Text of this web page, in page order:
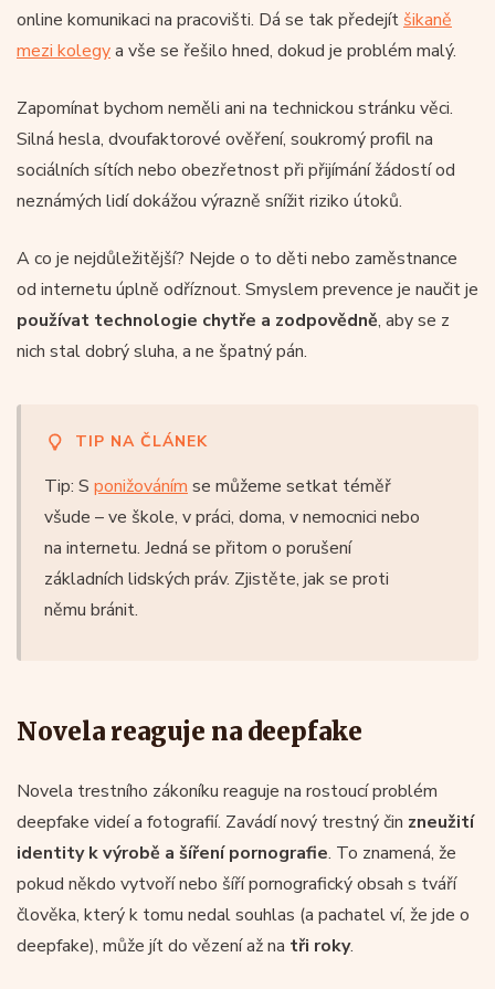
online komunikaci na pracovišti. Dá se tak předejít šikaně
mezi kolegya vše se řešilo hned, dokud je problém malý.
Zapomínat bychom neměli ani na technickou stránku věci.
Silná hesla, dvoufaktorové ověření, soukromý profil na
sociálních sítích nebo obezřetnost při přijímání žádostí od
neznámých lidí dokážou výrazně snížit riziko útoků.
A co je nejdůležitější? Nejde o to děti nebo zaměstnance
od internetu úplně odříznout. Smyslem prevence je naučit je
používat technologie chytře a zodpovědně, aby se z
nich stal dobrý sluha, a ne špatný pán.
TIP NA ČLÁNEK
Tip: S ponižováním se můžeme setkat téměř
všude – ve škole, v práci, doma, v nemocnici nebo
na internetu. Jedná se přitom o porušení
základních lidských práv. Zjistěte, jak se proti
němu bránit.
Novela reaguje na deepfake
Novela trestního zákoníku reaguje na rostoucí problém
deepfake videí a fotografií. Zavádí nový trestný čin zneužití
identity k výrobě a šíření pornografie. To znamená, že
pokud někdo vytvoří nebo šíří pornografický obsah s tváří
člověka, který k tomu nedal souhlas (a pachatel ví, že jde o
deepfake), může jít do vězení až na tři roky.